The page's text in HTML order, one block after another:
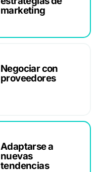
marketing
Negociar con
proveedores
Adaptarse a
nuevas
tendencias